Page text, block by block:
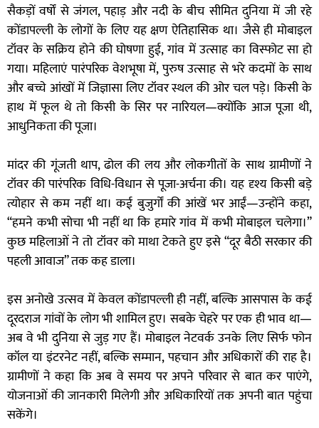
सैकड़ों वर्षों से जंगल, पहाड़ और नदी के बीच सीमित दुनिया में जी रहे
कोंडापल्ली के लोगों के लिए यह क्षण ऐतिहासिक था। जैसे ही मोबाइल
टॉवर के सक्रिय होने की घोषणा हुई, गांव में उत्साह का विस्फोट सा हो
गया। महिलाएं पारंपरिक वेशभूषा में, पुरुष उत्साह से भरे कदमों के साथ
और बच्चे आंखों में जिज्ञासा लिए टॉवर स्थल की ओर चल पड़े। किसी के
हाथ में फूल थे तो किसी के सिर पर नारियल—क्योंकि आज पूजा थी,
आधुनिकता की पूजा।
मांदर की गूंजती थाप, ढोल की लय और लोकगीतों के साथ ग्रामीणों ने
टॉवर की पारंपरिक विधि-विधान से पूजा-अर्चना की। यह दृश्य किसी बड़े
त्योहार से कम नहीं था। कई बुजुर्गों की आंखें भर आईं—उन्होंने कहा,
“हमने कभी सोचा भी नहीं था कि हमारे गांव में कभी मोबाइल चलेगा।”
कुछ महिलाओं ने तो टॉवर को माथा टेकते हुए इसे “दूर बैठी सरकार की
पहली आवाज” तक कह डाला।
इस अनोखे उत्सव में केवल कोंडापल्ली ही नहीं, बल्कि आसपास के कई
दूरदराज गांवों के लोग भी शामिल हुए। सबके चेहरे पर एक ही भाव था—
अब वे भी दुनिया से जुड़ गए हैं। मोबाइल नेटवर्क उनके लिए सिर्फ फोन
कॉल या इंटरनेट नहीं, बल्कि सम्मान, पहचान और अधिकारों की राह है।
ग्रामीणों ने कहा कि अब वे समय पर अपने परिवार से बात कर पाएंगे,
योजनाओं की जानकारी मिलेगी और अधिकारियों तक अपनी बात पहुंचा
सकेंगे।